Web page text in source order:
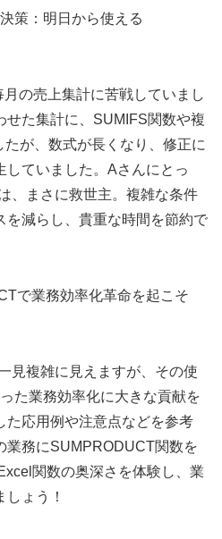
策：明日から使える
の売上集計に苦戦していまし
せた集計に、SUMIFS関数や複
が、数式が長くなり、修正に
していました。Aさんにとっ
、まさに救世主。複雑な条件
を減らし、貴重な時間を節約で
で業務効率化革命を起こそ
見複雑に見えますが、その使
た業務効率化に大きな貢献を
た応用例や注意点などを参考
業務にSUMPRODUCT関数を
関数の奥深さを体験し、業
ょう！